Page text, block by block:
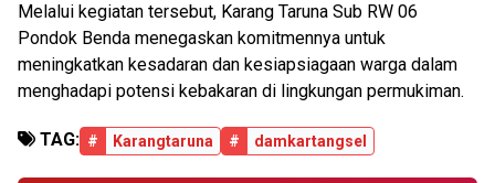
Melalui kegiatan tersebut, Karang Taruna Sub RW 06
Pondok Benda menegaskan komitmennya untuk
meningkatkan kesadaran dan kesiapsiagaan warga dalam
menghadapi potensi kebakaran di lingkungan permukiman.
TAG: # Karangtaruna # damkartangsel